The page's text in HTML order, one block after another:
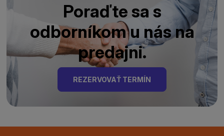
Poraďte sa s
odborníkom u nás na
predajni.
REZERVOVAŤ TERMÍN